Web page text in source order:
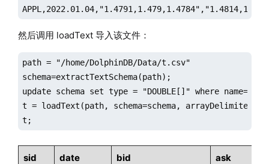
然后调用 loadText 导入该文件：
path = "/home/DolphinDB/Data/t.csv"
schema=extractTextSchema(path);
update schema set type = "DOUBLE[]" where
t = loadText(path, schema=schema,
t;
sid date bid ask